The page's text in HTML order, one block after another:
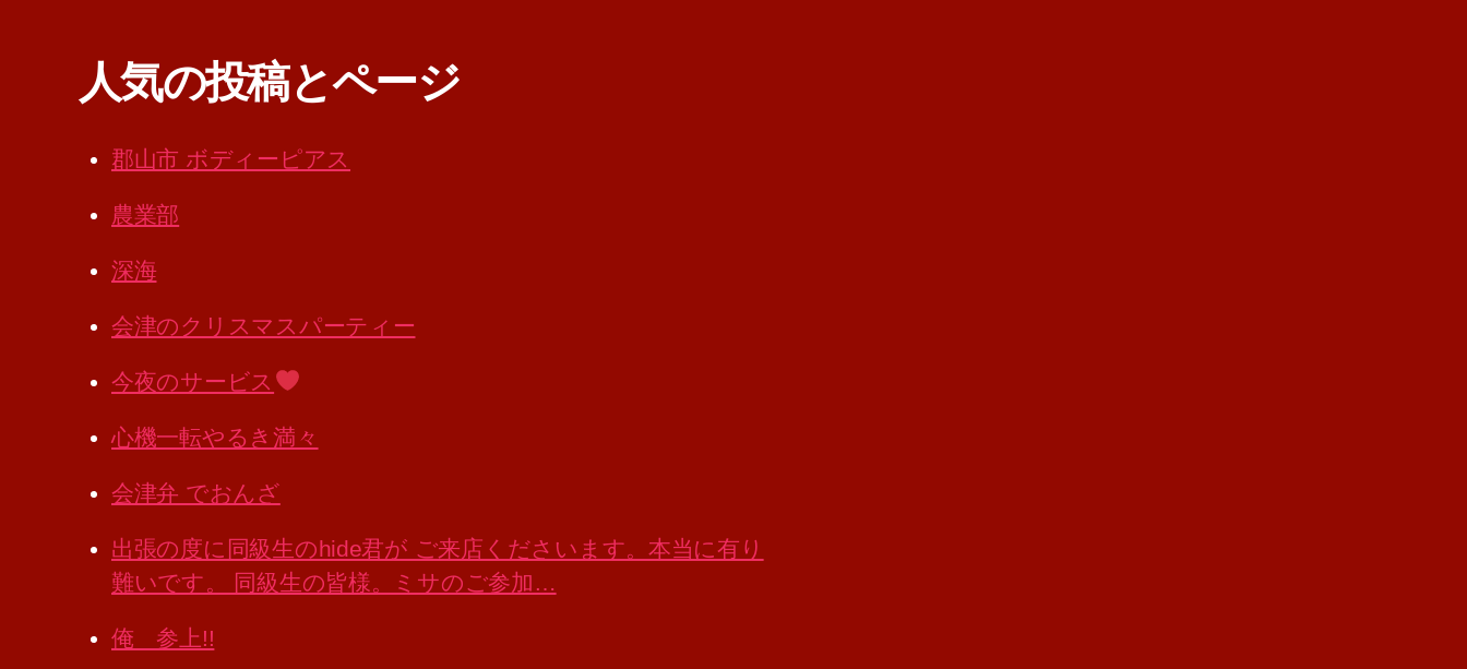
人気の投稿とページ
郡山市 ボディーピアス
農業部
深海
会津のクリスマスパーティー
今夜のサービス
心機一転やるき満々
会津弁 でおんざ
出張の度に同級生のhide君が ご来店くださいます。本当に有り
難いです。 同級生の皆様。ミサのご参加…
俺 参上!!